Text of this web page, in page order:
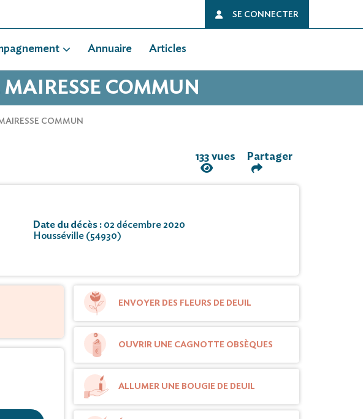
SE CONNECTER
Annuaire Articles
COMMUN
COMMUN
133 vues Partager
Date du décès : 02 décembre 2020
Housséville (54930)
ENVOYER DES FLEURS DE DEUIL
OUVRIR UNE CAGNOTTE OBSÈQUES
ALLUMER UNE BOUGIE DE DEUIL